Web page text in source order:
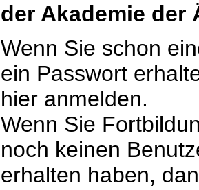
der Akademie der
Wenn Sie schon
ein Passwort
hier anmelden.
Wenn Sie
noch keinen
erhalten haben,